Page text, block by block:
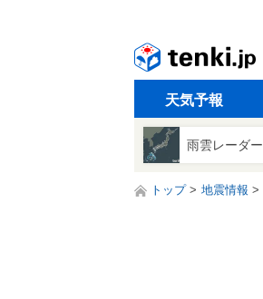
天気予報
雨雲レーダー
トップ 地震情報